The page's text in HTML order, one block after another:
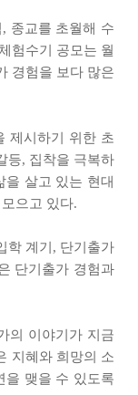
종교를 초월해 수
험수기 공모는 월
경험을 보다 많은
제시하기 위한 초
등, 집착을 극복하
을 살고 있는 현대
으고 있다.
학 계기, 단기출가
단기출가 경험과
의 이야기가 지금
지혜와 희망의 소
을 맺을 수 있도록